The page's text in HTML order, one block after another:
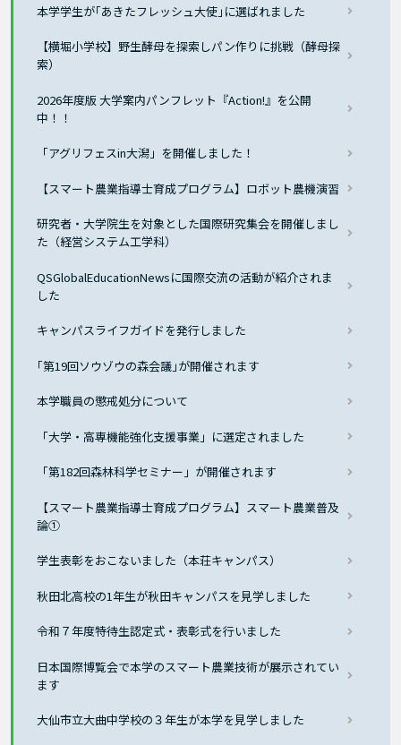
本学学生が｢あきたフレッシュ大使｣に選ばれました
【横堀小学校】野生酵母を探索しパン作りに挑戦（酵母探
索）
2026年度版 大学案内パンフレット『Action!』を公開
中！！
「アグリフェスin大潟」を開催しました！
【スマート農業指導士育成プログラム】ロボット農機演習
研究者・大学院生を対象とした国際研究集会を開催しまし
た（経営システム工学科）
QSGlobalEducationNewsに国際交流の活動が紹介されま
した
キャンパスライフガイドを発行しました
｢第19回ソウゾウの森会議｣が開催されます
本学職員の懲戒処分について
「大学・高専機能強化支援事業」に選定されました
「第182回森林科学セミナー」が開催されます
【スマート農業指導士育成プログラム】スマート農業普及
論①
学生表彰をおこないました（本荘キャンパス）
秋田北高校の1年生が秋田キャンパスを見学しました
令和７年度特待生認定式・表彰式を行いました
日本国際博覧会で本学のスマート農業技術が展示されてい
ます
大仙市立大曲中学校の３年生が本学を見学しました